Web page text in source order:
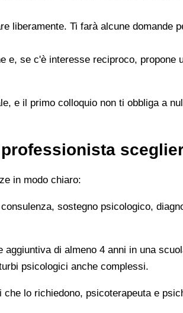
liberamente. Ti farà alcune domande
e, se c'è interesse reciproco, propone
e il primo colloquio non ti obbliga a
in modo chiaro:
sostegno psicologico,
di almeno 4 anni in una
psicologici anche complessi.
lo richiedono, psicoterapeuta e